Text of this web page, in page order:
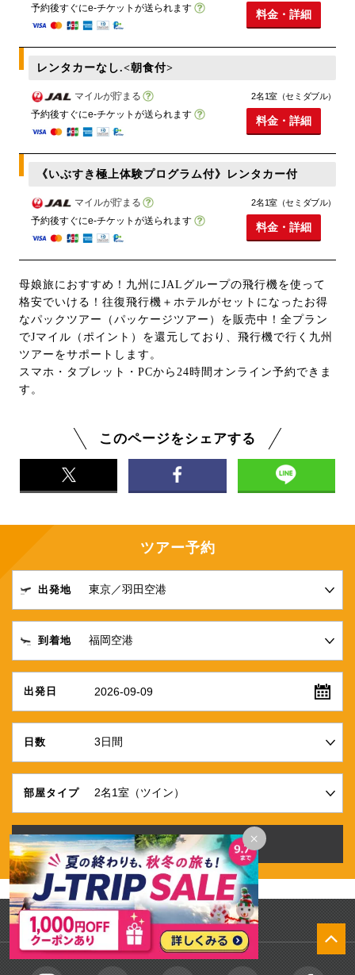
×
予約後すぐにe-チケットが送られます
料金・詳細
レンタカーなし.<朝食付>
マイルが貯まる
予約後すぐにe-チケットが送られます
2名1室（セミダブル）
料金・詳細
《いぶすき極上体験プログラム付》レンタカー付
マイルが貯まる
予約後すぐにe-チケットが送られます
2名1室（セミダブル）
料金・詳細
母娘旅におすすめ！九州にJALグループの飛行機を使って
格安でいける！往復飛行機＋ホテルがセットになったお得
なパックツアー（パッケージツアー）を販売中！全プラン
でJマイル（ポイント）を還元しており、飛行機で行く九州
ツアーをサポートします。
スマホ・タブレット・PCから24時間オンライン予約できま
す。
このページをシェアする
ツアー予約
出発地
到着地
出発日 2026-09-09
日数
部屋タイプ
PAGE TOP ↑